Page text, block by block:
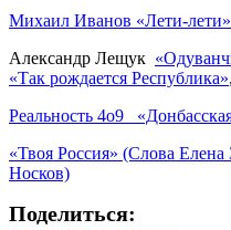
Михаил Иванов «Лети-лети»
Александр Лещук
«Так рождается Республика»,
Реальность 4о9
«Твоя Россия» (Слова Елена
Носков)
Поделиться: